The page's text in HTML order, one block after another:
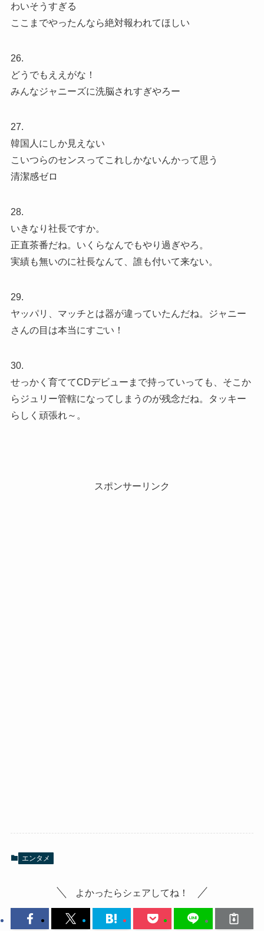
わいそうすぎる
ここまでやったんなら絶対報われてほしい
26.
どうでもええがな！
みんなジャニーズに洗脳されすぎやろー
27.
韓国人にしか見えない
こいつらのセンスってこれしかないんかって思う
清潔感ゼロ
28.
いきなり社長ですか。
正直茶番だね。いくらなんでもやり過ぎやろ。
実績も無いのに社長なんて、誰も付いて来ない。
29.
ヤッパリ、マッチとは器が違っていたんだね。ジャニー
さんの目は本当にすごい！
30.
せっかく育ててCDデビューまで持っていっても、そこか
らジュリー管轄になってしまうのが残念だね。タッキー
らしく頑張れ～。
スポンサーリンク
エンタメ
よかったらシェアしてね！